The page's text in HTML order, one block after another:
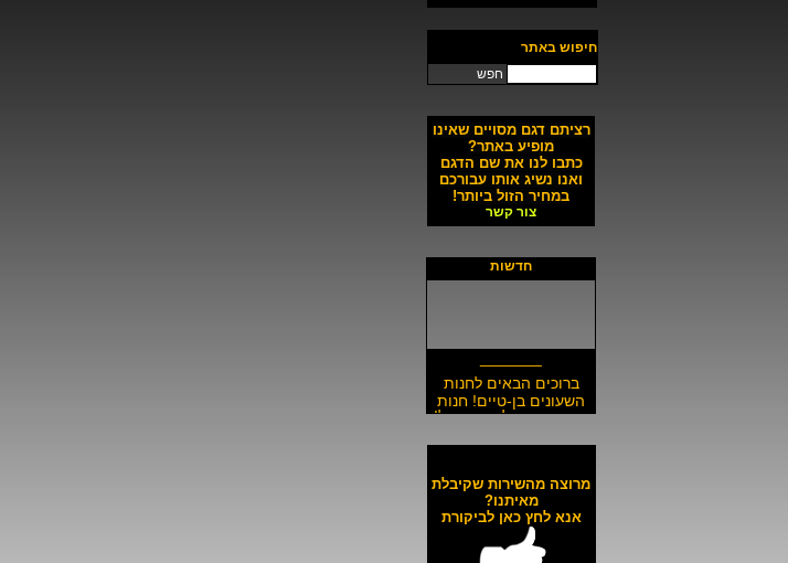
חיפוש באתר
חפש
רציתם דגם מסויים שאינו
מופיע באתר?
כתבו לנו את שם הדגם
ואנו נשיג אותו עבורכם
במחיר הזול ביותר!
צור קשר
חדשות
_______
ברוכים הבאים לחנות
השעונים בן-טיים! חנות
השעונים הזולה בישראל!
באתר ולכל חלקי הארץ!
__________________
כל השעונים באתר עד 6
תשלומים ללא ריבית!
מרוצה מהשירות שקיבלת
מאיתנו?
אנא לחץ כאן לביקורת